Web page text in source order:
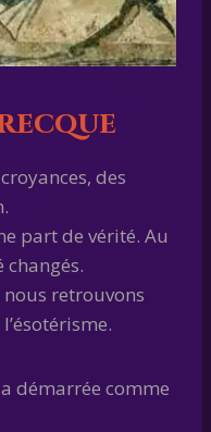
des
part de vérité. Au
retrouvons
démarrée comme